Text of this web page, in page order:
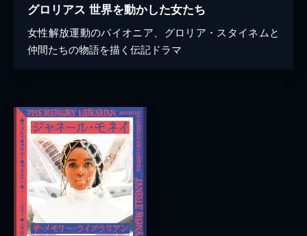
グロリアス 世界を動かした女たち
女性解放運動のパイオニア、グロリア・スタイネムと
仲間たちの物語を描く伝記ドラマ